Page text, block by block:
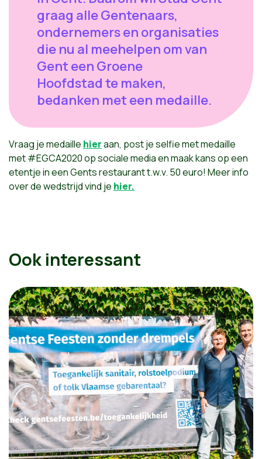
graag alle Gentenaars,
ondernemers en organisaties
die nu al meehelpen om van
Gent een Groene
Hoofdstad te maken,
bedanken met een medaille.
Vraag je medaille hieraan, post je selfie met medaille
met #EGCA2020 op sociale media en maak kans op een
etentje in een Gents restaurant t.w.v. 50 euro! Meer info
over de wedstrijd vind je hier.
Ook interessant